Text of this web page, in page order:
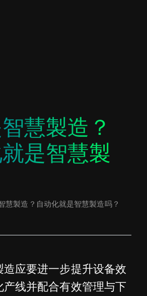
慧製造？
是智慧製
慧製造？自动化就是智慧製造吗？
应要进一步提升设备效
线并配合有效管理与下